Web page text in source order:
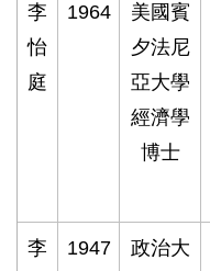
李
怡
庭
1964
美國賓
夕法尼
亞大學
經濟學
博士
李
1947
政治大